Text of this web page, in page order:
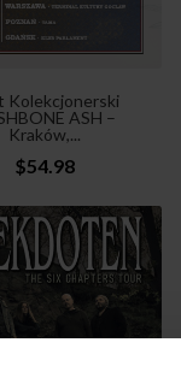
Kolekcjonerski
ASH –
Kraków,...
$54.98